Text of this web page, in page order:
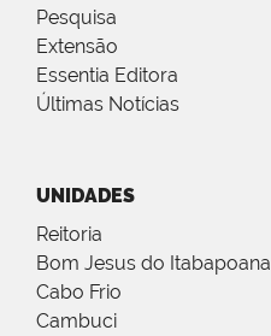
Pesquisa
Extensão
Essentia Editora
Últimas Notícias
UNIDADES
Reitoria
Bom Jesus do Itabapoana
Cabo Frio
Cambuci